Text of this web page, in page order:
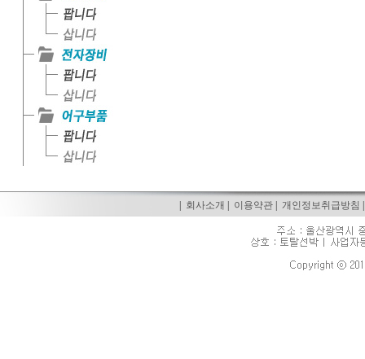
회사소개 이용약관 |개인정보취급방침